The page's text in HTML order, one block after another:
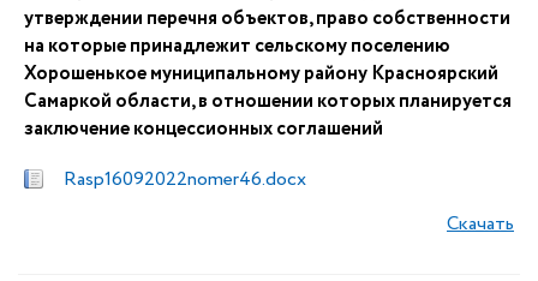
утверждении перечня объектов, право собственности
на которые принадлежит сельскому поселению
Хорошенькое муниципальному району Красноярский
Самаркой области, в отношении которых планируется
заключение концессионных соглашений
Rasp16092022nomer46.docx
Скачать